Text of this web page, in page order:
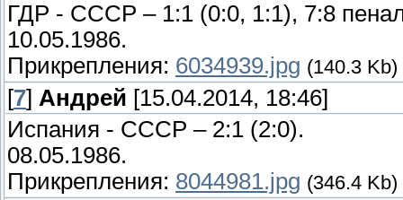
ГДР - СССР – 1:1 (0:0, 1:1), 7:8
10.05.1986.
Прикрепления: 6034939.jpg (140.3 Kb)
[7] Андрей [15.04.2014, 18:46]
Испания - СССР – 2:1 (2:0).
08.05.1986.
Прикрепления: 8044981.jpg (346.4 Kb)